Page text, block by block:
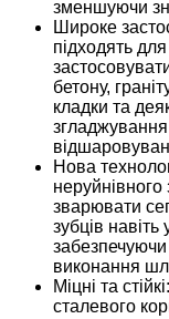
зменшуючи
Широке
підходять
бетону,
кладки та
Нова
зварювати
зубців
виконання
Міцні та
сталевого